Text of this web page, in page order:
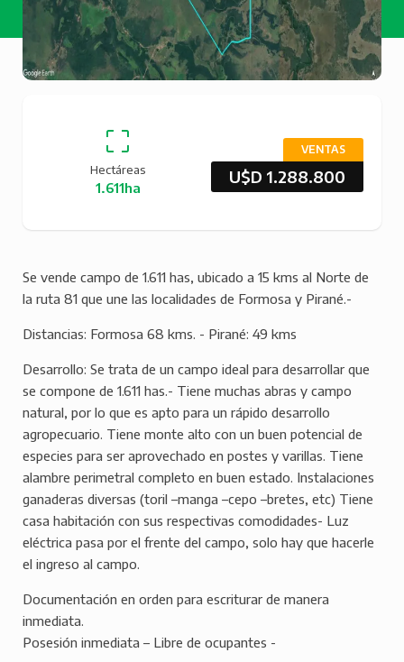
Hectáreas
1.611ha
VENTAS
U$D 1.288.800
Se vende campo de 1.611 has, ubicado a 15 kms al Norte de
la ruta 81 que une las localidades de Formosa y Pirané.-
Distancias: Formosa 68 kms. - Pirané: 49 kms
Desarrollo: Se trata de un campo ideal para desarrollar que
se compone de 1.611 has.- Tiene muchas abras y campo
natural, por lo que es apto para un rápido desarrollo
agropecuario. Tiene monte alto con un buen potencial de
especies para ser aprovechado en postes y varillas. Tiene
alambre perimetral completo en buen estado. Instalaciones
ganaderas diversas (toril –manga –cepo –bretes, etc) Tiene
casa habitación con sus respectivas comodidades- Luz
eléctrica pasa por el frente del campo, solo hay que hacerle
el ingreso al campo.
Documentación en orden para escriturar de manera
inmediata.
Posesión inmediata – Libre de ocupantes -